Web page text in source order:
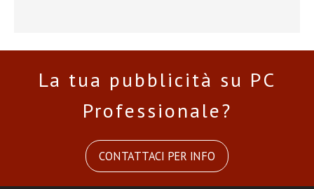
La tua pubblicità su PC
Professionale?
CONTATTACI PER INFO